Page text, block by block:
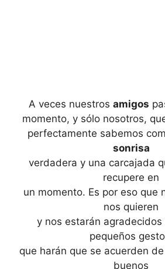
A veces nuestros amigos
momento, y sólo nosotros,
perfectamente sabemos
sonrisa
verdadera y una carcajada
recupere en
un momento. Es por eso que
nos quieren
y nos estarán agradecidos
pequeños
que harán que se acuerden
buenos